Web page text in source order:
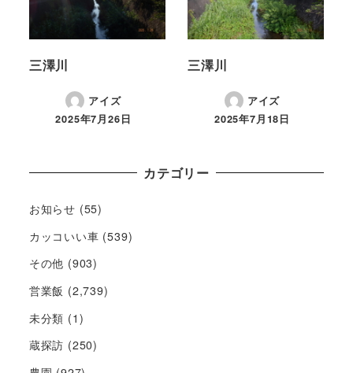
三澤川
アイズ
2025年7月26日
三澤川
アイズ
2025年7月18日
カテゴリー
お知らせ (55)
カッコいい車 (539)
その他 (903)
営業飯 (2,739)
未分類 (1)
蔵探訪 (250)